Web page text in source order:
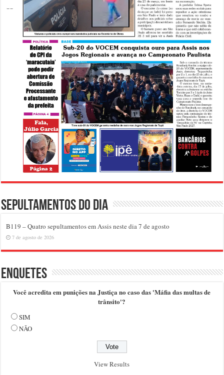
Sepultamentos do dia
B119 – Quatro sepultamentos em Assis neste dia 7 de agosto
7 de agosto de 2026
Enquetes
Você acredita em punições na Justiça no caso das 'Máfia das multas de
trânsito'?
SIM
NÃO
View Results